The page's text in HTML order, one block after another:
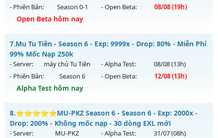
Exp: 100x - Drop: 10%
Kiểu reset: Reset In Game
Antihack: Chống Hack
- Phiên Bản:
Season 0-1 - Open Beta: 08/08(19h)
Open Beta hôm nay
legend97 - Miễn phí 100%
Mu mới ra tháng 08 2026 - Mở máy chủ
ngày 08/08/2626
Exp: 7x - Drop: 1%
Kiểu reset: Reset In Game
Thể loại: Mu Nguyên bản Webzen
Antihack: Bandicam Hack 100%
7.Mu Tu Tiên - Season 6 - Exp: 9999x - Drop: 80% - Miễn Phí
99% Mốc Nạp 250k
- Server: máy chủ Tu Tiên - Alpha Test: 08/08(13h)
- Phiên Bản:
Season 6 - Open Beta: 12/08(13h)
Alpha Test hôm nay
Mu Tu Tiên - Miễn Phí 99% Mốc Nạp 250k
Mu mới ra tháng 08 2026 - Mở máy chủ máy chủ Tu Tiên
vào 13h ngày 12/08/2626
8.⭐⭐⭐⭐⭐MU-PKZ Season 6 - Season 6 - Exp: 2000x -
Drop: 200% - Không mốc nạp - 30 dòng EXL mới
- Server: MU-PKZ - Alpha Test: 31/07(08h)